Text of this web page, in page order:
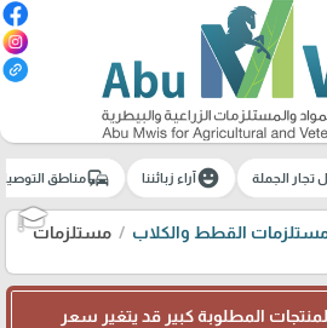
🎓
تجار الجملة emoji_emotionsآراء زبائننا commuteمناطق
القطط والكلاب
مستلزمات
المطلوبة كبير قد يتغير سعر